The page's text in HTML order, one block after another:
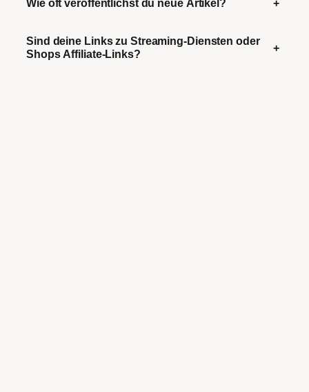
Wie oft veröffentlichst du neue Artikel? +
Sind deine Links zu Streaming-Diensten oder
Shops Affiliate-Links?
+